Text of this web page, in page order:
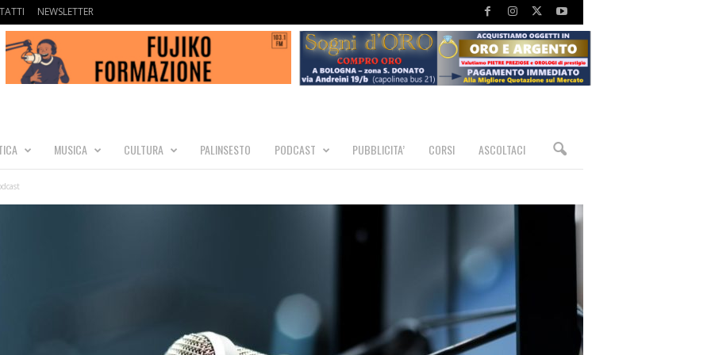
NEWSLETTER
MUSICA CULTURA PALINSESTO PODCAST PUBBLICITA’ CORSI ASCOLTACI